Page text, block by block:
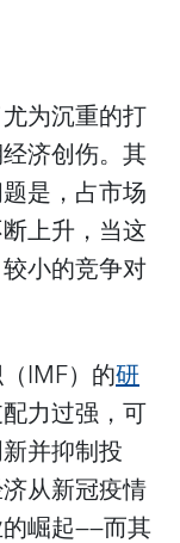
为沉重的打
济创伤。其
是，占市场
上升，当这
小的竞争对
IMF）的研
力过强，可
并抑制投
从新冠疫情
崛起——而其